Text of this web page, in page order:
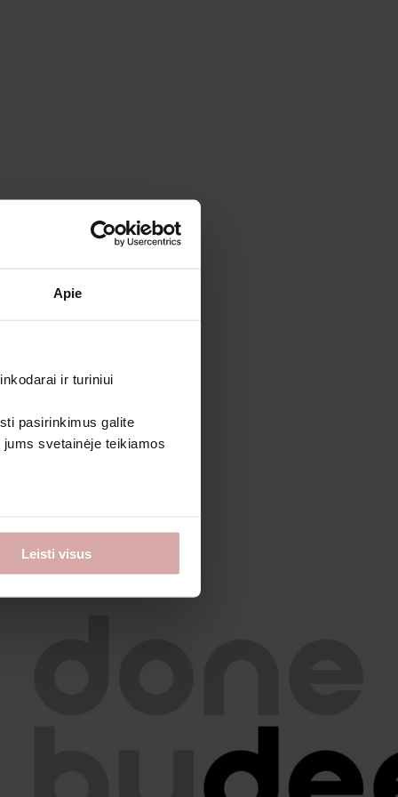
Apie
ir turiniui
pasirinkimus galite
svetainėje teikiamos
Leisti visus